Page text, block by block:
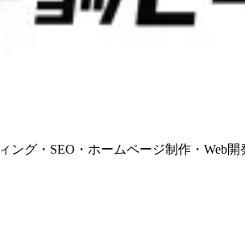
グ・SEO・ホームページ制作・Web